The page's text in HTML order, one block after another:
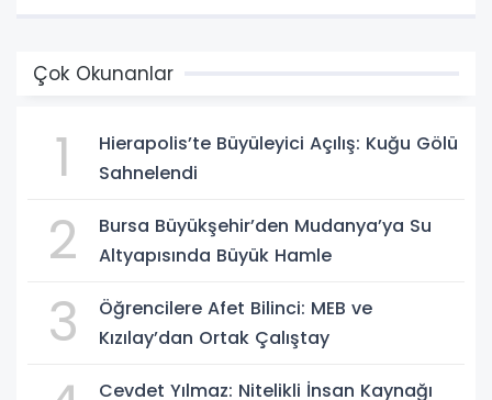
Çok Okunanlar
1
Hierapolis’te Büyüleyici Açılış: Kuğu Gölü
Sahnelendi
2
Bursa Büyükşehir’den Mudanya’ya Su
Altyapısında Büyük Hamle
3
Öğrencilere Afet Bilinci: MEB ve
Kızılay’dan Ortak Çalıştay
Cevdet Yılmaz: Nitelikli İnsan Kaynağı